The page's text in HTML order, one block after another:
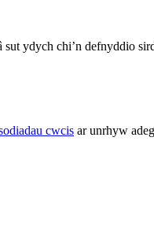
sut ydych chi’n defnyddio
cwcis ar unrhyw